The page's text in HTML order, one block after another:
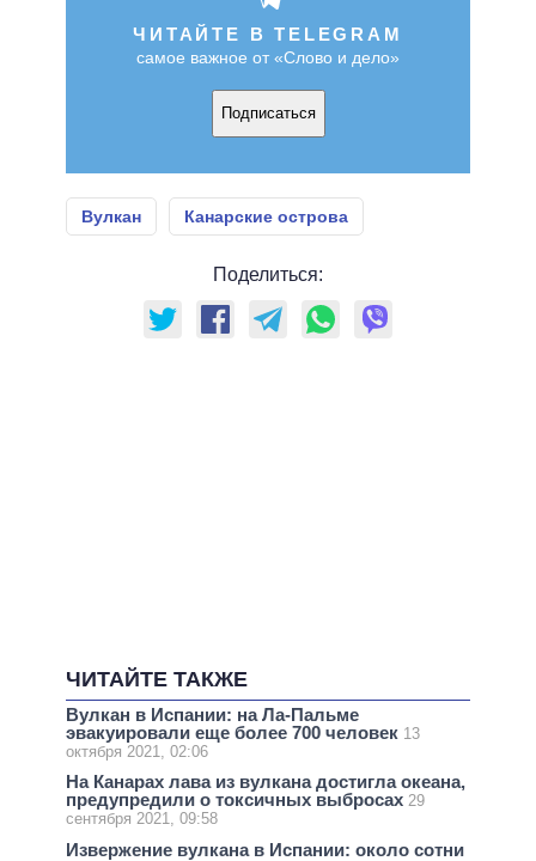
ЧИТАЙТЕ В TELEGRAM
самое важное от «Слово и дело»
Подписаться
Вулкан Канарские острова
Поделиться:
ЧИТАЙТЕ ТАКЖЕ
Вулкан в Испании: на Ла-Пальме
эвакуировали еще более 700 человек 13
октября 2021, 02:06
На Канарах лава из вулкана достигла океана,
предупредили о токсичных выбросах 29
сентября 2021, 09:58
Извержение вулкана в Испании: около сотни